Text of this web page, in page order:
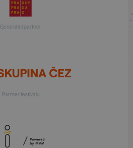
Generální partner
Partner festivalu